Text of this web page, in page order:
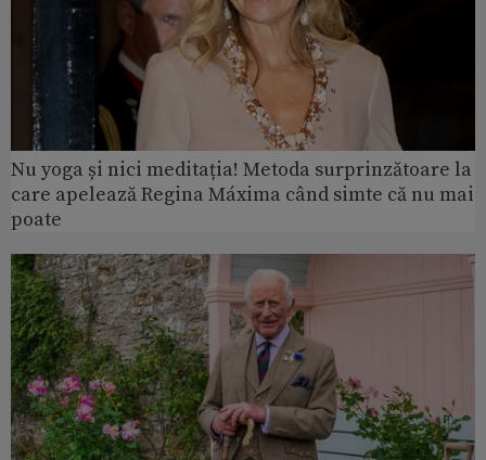
Nu yoga și nici meditația! Metoda surprinzătoare la
care apelează Regina Máxima când simte că nu mai
poate